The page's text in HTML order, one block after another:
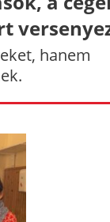
hanem